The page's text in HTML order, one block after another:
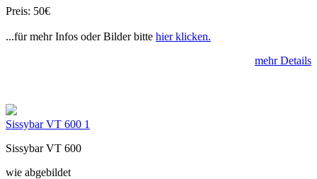
Preis: 50€
...für mehr Infos oder Bilder bitte hier klicken.
mehr Details
Sissybar VT 600 1
Sissybar VT 600
wie abgebildet